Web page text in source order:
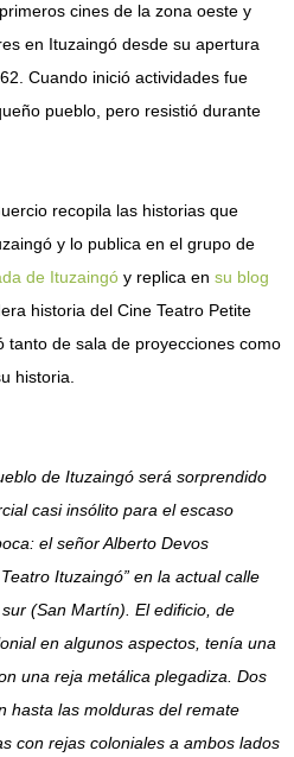
cines de la zona oeste y
en Ituzaingó desde su apertura
Cuando inició actividades fue
pueblo, pero resistió durante
recopila las historias que
y lo publica en el grupo de
de Ituzaingó y replica en su blog
historia del Cine Teatro Petite
tanto de sala de proyecciones como
historia.
de Ituzaingó será sorprendido
casi insólito para el escaso
el señor Alberto Devos
Ituzaingó” en la actual calle
(San Martín). El edificio, de
en algunos aspectos, tenía una
una reja metálica plegadiza. Dos
hasta las molduras del remate
con rejas coloniales a ambos lados